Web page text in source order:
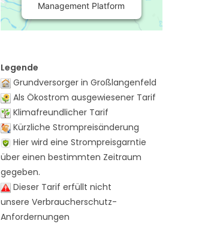
Management Platform
Legende
Grundversorger in Großlangenfeld
Als Ökostrom ausgewiesener Tarif
Klimafreundlicher Tarif
Kürzliche Strompreisänderung
Hier wird eine Strompreisgarntie
über einen bestimmten Zeitraum
gegeben.
Dieser Tarif erfüllt nicht
unsere Verbraucherschutz-
Anfordernungen